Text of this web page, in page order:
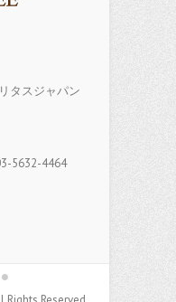
タスジャパン
5632-4464